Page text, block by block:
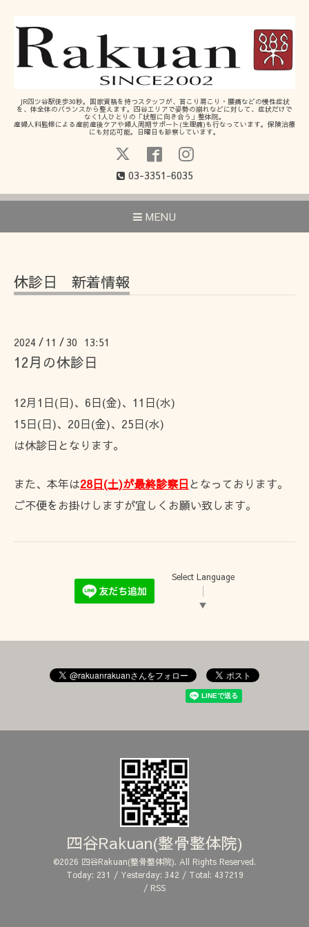
JR四ツ谷駅徒歩30秒。国家資格を持つスタッフが、首こり肩こり・腰痛などの慢性症状
を、体全体のバランスから整えます。四谷エリアで姿勢の崩れなどに対して、症状だけで
なく1人ひとりの「状態に向き合う」整体院。
産婦人科監修による産前産後ケアや婦人周期サポート(生理痛)も行なっています。保険治療
にも対応可能。日曜日も診察しています。
03-3351-6035
MENU
休診日 新着情報
2024 / 11 /30 13:51
12月の休診日
12月1日(日)、6日(金)、11日(水)
15日(日)、20日(金)、25日(水)
は休診日となります。
また、本年は28日(土)が最終診察日となっております。
ご不便をお掛けしますが宜しくお願い致します。
Select Language
▼
四谷Rakuan(整骨整体院)
©2026 四谷Rakuan(整骨整体院). All Rights Reserved.
Today: 231 / Yesterday: 342 / Total: 437219
/ RSS